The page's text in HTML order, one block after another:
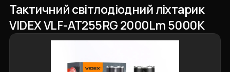
Тактичний світлодіодний ліхтарик
VIDEX VLF-AT255RG 2000Lm 5000K